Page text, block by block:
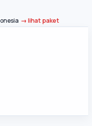
lihat paket